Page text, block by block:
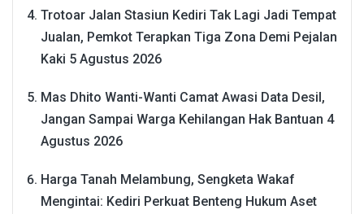
Trotoar Jalan Stasiun Kediri Tak Lagi Jadi Tempat
Jualan, Pemkot Terapkan Tiga Zona Demi Pejalan
Kaki 5 Agustus 2026
Mas Dhito Wanti-Wanti Camat Awasi Data Desil,
Jangan Sampai Warga Kehilangan Hak Bantuan 4
Agustus 2026
Harga Tanah Melambung, Sengketa Wakaf
Mengintai: Kediri Perkuat Benteng Hukum Aset